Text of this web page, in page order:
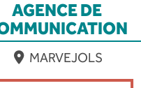
AGENCE DE
MARVEJOLS